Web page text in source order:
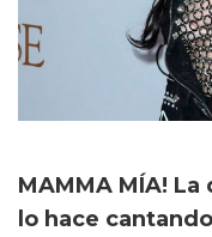
MAMMA MÍA! La
lo hace